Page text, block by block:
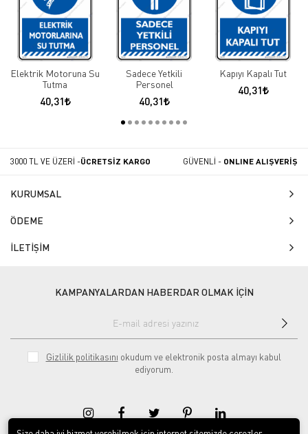
Elektrik Motoruna Su
Tutma
40,31
Sadece Yetkili
Personel
40,31
Kapıyı Kapalı Tut
40,31
3000 TL VE ÜZERİ -ÜCRETSİZ KARGO GÜVENLİ - ONLINE ALIŞVERİŞ
KURUMSAL
ÖDEME
İLETİŞİM
KAMPANYALARDAN HABERDAR OLMAK İÇİN
Gizlilik politikasını okudum ve elektronik posta almayı kabul
ediyorum.